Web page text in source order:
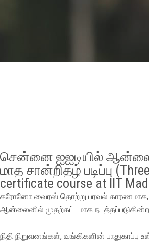
சென்னை ஐஐடியில்
மாத சான்றிதழ் படிப்பு
certificate course at IIT
கரோனோ வைரஸ் தொற்று பரவல் காரணமாக,
ஆன்லைனில் முதற்கட்டமாக
நிதி நிறுவனங்கள், வங்கிகளின்